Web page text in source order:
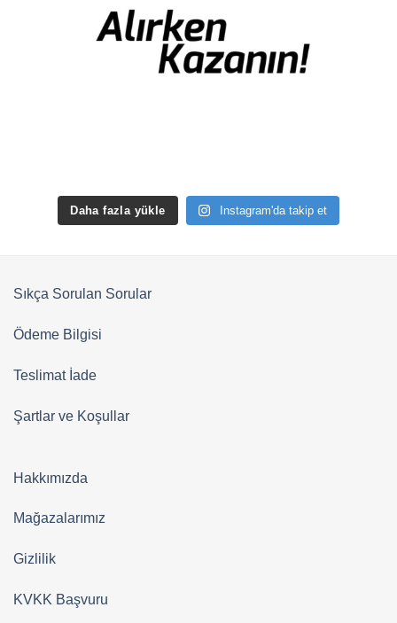
Daha fazla yükle Instagram'da takip et
Sıkça Sorulan Sorular
Ödeme Bilgisi
Teslimat İade
Şartlar ve Koşullar
Hakkımızda
Mağazalarımız
Gizlilik
KVKK Başvuru